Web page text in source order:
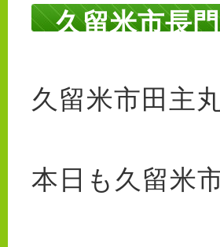
久留米市長
久留米市田主
本日も久留米